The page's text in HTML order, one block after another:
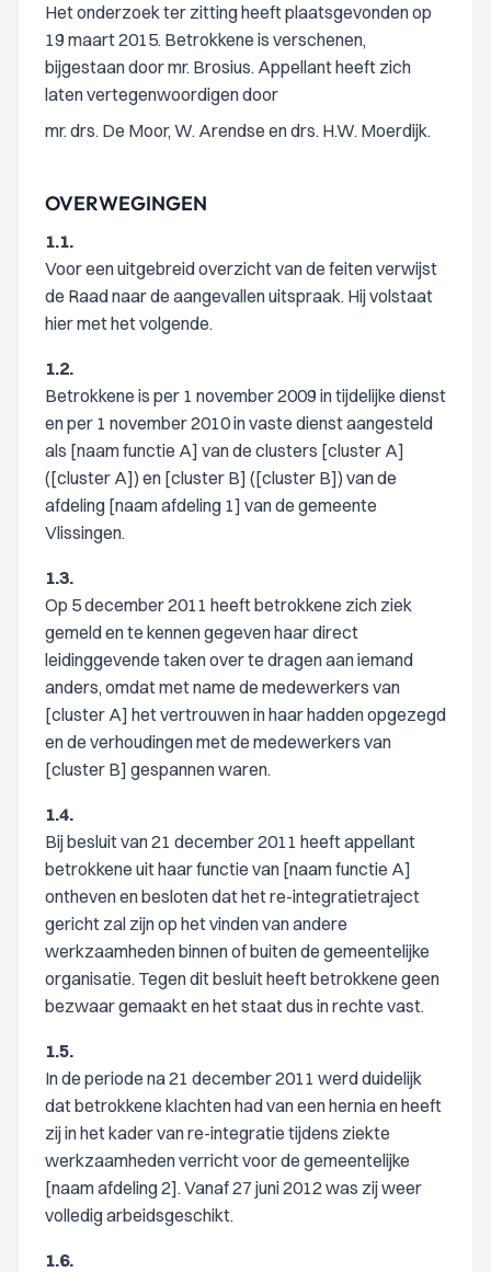
Het onderzoek ter zitting heeft plaatsgevonden op
19 maart 2015. Betrokkene is verschenen,
bijgestaan door mr. Brosius. Appellant heeft zich
laten vertegenwoordigen door
mr. drs. De Moor, W. Arendse en drs. H.W. Moerdijk.
OVERWEGINGEN
1.1.
Voor een uitgebreid overzicht van de feiten verwijst
de Raad naar de aangevallen uitspraak. Hij volstaat
hier met het volgende.
1.2.
Betrokkene is per 1 november 2009 in tijdelijke dienst
en per 1 november 2010 in vaste dienst aangesteld
als [naam functie A] van de clusters [cluster A]
([cluster A]) en [cluster B] ([cluster B]) van de
afdeling [naam afdeling 1] van de gemeente
Vlissingen.
1.3.
Op 5 december 2011 heeft betrokkene zich ziek
gemeld en te kennen gegeven haar direct
leidinggevende taken over te dragen aan iemand
anders, omdat met name de medewerkers van
[cluster A] het vertrouwen in haar hadden opgezegd
en de verhoudingen met de medewerkers van
[cluster B] gespannen waren.
1.4.
Bij besluit van 21 december 2011 heeft appellant
betrokkene uit haar functie van [naam functie A]
ontheven en besloten dat het re-integratietraject
gericht zal zijn op het vinden van andere
werkzaamheden binnen of buiten de gemeentelijke
organisatie. Tegen dit besluit heeft betrokkene geen
bezwaar gemaakt en het staat dus in rechte vast.
1.5.
In de periode na 21 december 2011 werd duidelijk
dat betrokkene klachten had van een hernia en heeft
zij in het kader van re-integratie tijdens ziekte
werkzaamheden verricht voor de gemeentelijke
[naam afdeling 2]. Vanaf 27 juni 2012 was zij weer
volledig arbeidsgeschikt.
1.6.